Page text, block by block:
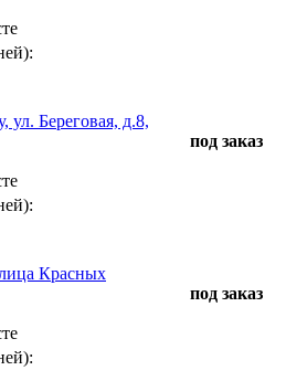
ул. Береговая, д.8,
под заказ
Красных
под заказ